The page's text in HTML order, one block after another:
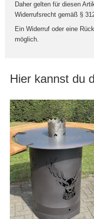
Daher gelten für diesen
Widerrufsrecht gemäß §
Ein Widerruf oder eine
möglich.
Hier kannst du